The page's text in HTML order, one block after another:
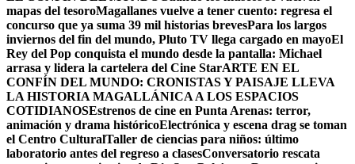
mapas del tesoroMagallanes vuelve a tener cuento: regresa el
concurso que ya suma 39 mil historias brevesPara los largos
inviernos del fin del mundo, Pluto TV llega cargado en mayoEl
Rey del Pop conquista el mundo desde la pantalla: Michael
arrasa y lidera la cartelera del Cine StarARTE EN EL
CONFÍN DEL MUNDO: CRONISTAS Y PAISAJE LLEVA
LA HISTORIA MAGALLÁNICA A LOS ESPACIOS
COTIDIANOSEstrenos de cine en Punta Arenas: terror,
animación y drama históricoElectrónica y escena drag se toman
el Centro CulturalTaller de ciencias para niños: último
laboratorio antes del regreso a clasesConversatorio rescata